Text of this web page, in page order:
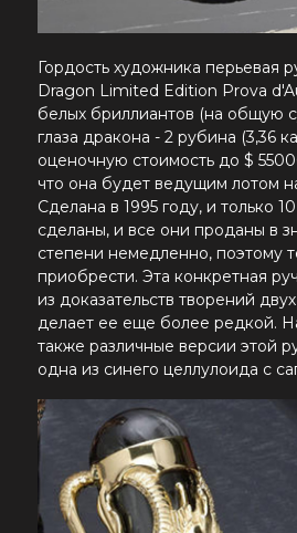
Гордость художника перьевая
Dragon Limited Edition Prova
белых бриллиантов (на общую
глаза дракона - 2 рубина (3,36
оценочную стоимость до $
что она будет ведущим лотом
Сделана в 1995 году, и только
сделаны, и все они проданы в
степени немедленно, поэтому
приобрести. Эта конкретная
из доказательств творений
делает ее еще более редкой.
также различные версии этой
одна из синего целлулоида с